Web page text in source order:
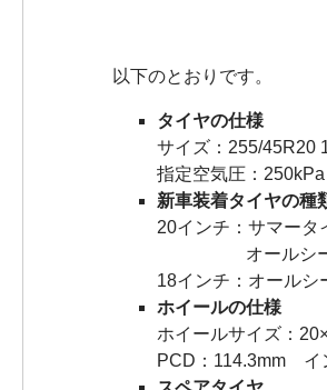
以下のとおりです。
タイヤの仕様
サイズ：255/45R20
指定空気圧：250kPa
新車装着タイヤの種
20インチ：サマー
オールシーズン
18インチ：オールシ
ホイールの仕様
ホイールサイズ：
PCD：114.3mm イ